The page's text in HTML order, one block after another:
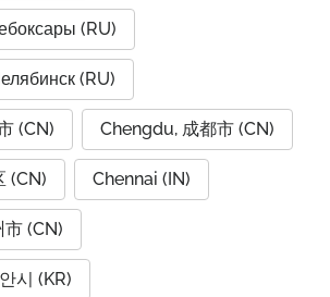
(RU)
(RU)
(CN) Chengdu, 成都市 (CN)
(CN) Chennai (IN)
(CN)
시 (KR)